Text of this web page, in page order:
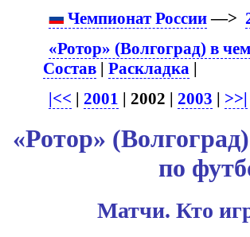
Чемпионат России—>
«Ротор» (Волгоград) в
Состав |Раскладка |
|<< | 2001 | 2002 | 2003 | >>|
«Ротор»
по
Матчи. Кто